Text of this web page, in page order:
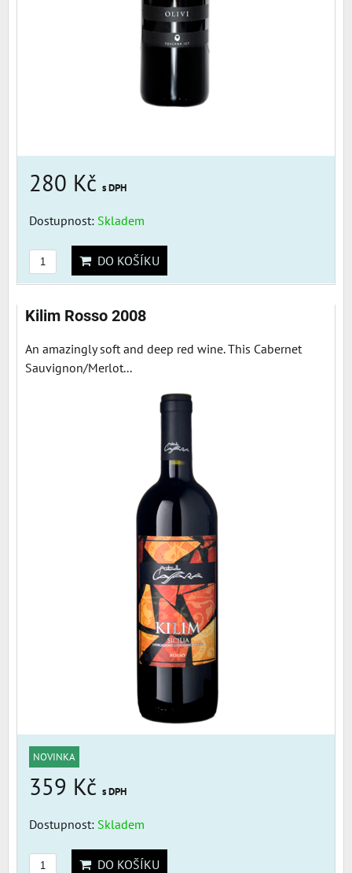
280 Kč s DPH
Dostupnost: Skladem
DO KOŠÍKU
Kilim Rosso 2008
An amazingly soft and deep red wine. This Cabernet
Sauvignon/Merlot...
NOVINKA
359 Kč s DPH
Dostupnost: Skladem
DO KOŠÍKU